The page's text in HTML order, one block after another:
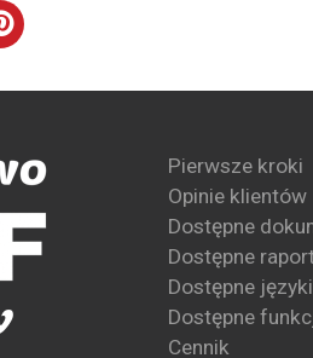
Pierwsze kroki
Opinie klientów
Dostępne
Dostępne
Dostępne języki
Dostępne
Cennik